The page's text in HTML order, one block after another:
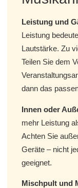
Leistung und
Leistung
Lautstärke. Zu
Teilen Sie dem
dann das
Innen oder
mehr Leistung
Achten Sie
Geräte – nicht
geeignet.
Mischpult und